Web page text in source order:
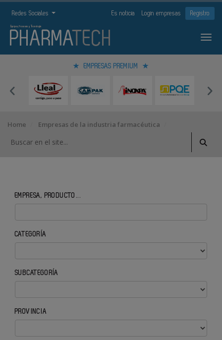
Redes Sociales Es noticia Login empresas Registro
EMPRESAS PREMIUM
Home Empresas de la industria farmacéutica
EMPRESA, PRODUCTO...
CATEGORÍA
SUBCATEGORÍA
PROVINCIA